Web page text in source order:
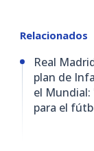
Relacionados
Real
plan de
el
para el